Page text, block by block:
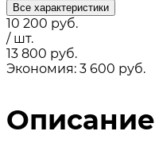
Все характеристики
10 200 руб.
/ шт.
13 800 руб.
Экономия: 3 600 руб.
Описание